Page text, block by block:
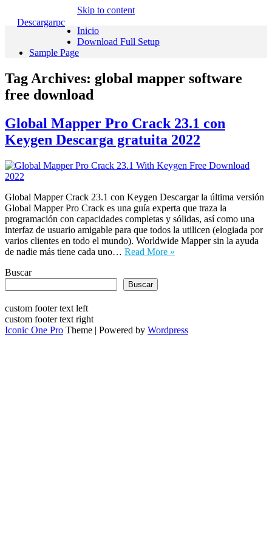
Descargarpc
Skip to content
Inicio
Download Full Setup
Sample Page
Tag Archives: global mapper software
free download
Global Mapper Pro Crack 23.1 con
Keygen Descarga gratuita 2022
Global Mapper Crack 23.1 con Keygen Descargar la última versión
Global Mapper Pro Crack es una guía experta que traza la
programación con capacidades completas y sólidas, así como una
interfaz de usuario amigable para que todos la utilicen (elogiada por
varios clientes en todo el mundo). Worldwide Mapper sin la ayuda
de nadie más tiene cada uno… Read More »
Buscar
Buscar
custom footer text left
custom footer text right
Iconic One Pro Theme | Powered by Wordpress